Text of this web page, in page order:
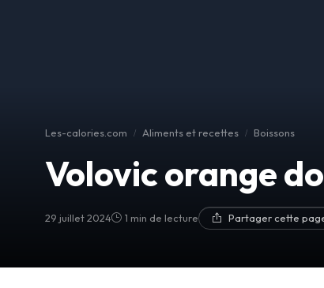
Les-calories.com Aliments et recettes Boissons
Volovic orange
29 juillet 2024 1 min de lecture Partager cette